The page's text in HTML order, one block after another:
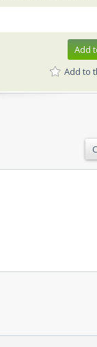
Add
Add to